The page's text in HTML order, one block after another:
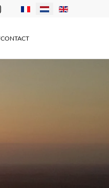
Selecteer de taal
CONTACT